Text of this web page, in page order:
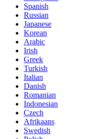
Spanish
Russian
Japanese
Korean
Arabic
Irish
Greek
Turkish
Italian
Danish
Romanian
Indonesian
Czech
Afrikaans
Swedish